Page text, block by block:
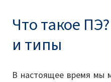
Что такое
и типы
В настоящее время мы